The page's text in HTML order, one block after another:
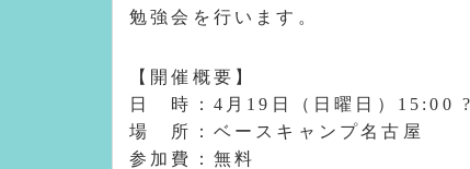
勉強会を行います。
【開催概要】
日 時：4月19日（日曜日）15:00
場 所：ベースキャンプ名古屋
参加費：無料